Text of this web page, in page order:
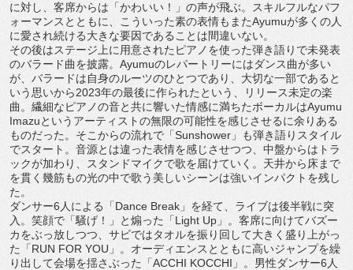
に対し、客席からは「かわいい！」の声が飛ぶ。スキルフルなパフ
ォーマンスとともに、
こういった素の表情もまたAyumuが多くの人
に愛され続ける大きな要因であることは間違いない。
その後はステージ上に用意されたピアノを使った弾き語りで未発表
のバラード曲を披露。 Ayumuのレパートリーにはダンス曲が多い
が、 バラードは自身のルーツのひとつであり、 大切な一部であると
いう思いから2023年の最後に作られたという、リリース未定の楽
曲。 繊細なピアノの音と共に響いた情感に満ちたボーカルはAyumu
Imazuというアーティストの無限の可能性を感じさせるに余り ある
ものだった。そこからの流れで「Sunshower」
も弾き語りスタイル
でスタート。 音源とは違った表情を感じさせつつ、 中盤からはトラ
ックが加わり、スタンドマイクで歌を届けていく。 天井から床まで
を貫く幾筋もの光の中で歌う美しいシーンは強いイ ンパクトを残し
た。
ダンサー6人による「Dance Break」を経て、ライブは後半戦に突
入。笑顔で「騒げ！」
と煽った「Light Up」。客席に向けてバズー
カをぶっ放しつつ、 サビではタオルを振り回して大きく盛り上がっ
た「RUN FOR YOU」。 オーディエンスとともに高いジャンプを繰
り出して会場を揺さぶった「ACCHI KOCCHI」。男性ダンサー6人